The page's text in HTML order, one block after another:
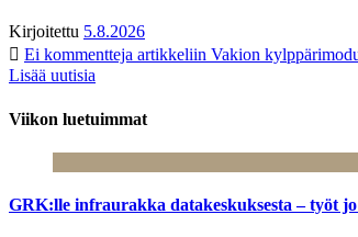
Kirjoitettu 5.8.2026
Ei kommentteja artikkeliin Vakion
Lisää uutisia
Viikon luetuimmat
GRK:lle infraurakka datakeskuksesta – työt jo